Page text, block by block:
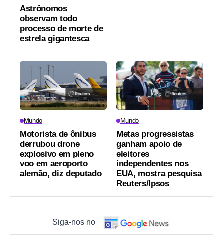
Astrônomos
observam todo
processo de morte de
estrela gigantesca
Mundo
Motorista de ônibus
derrubou drone
explosivo em pleno
voo em aeroporto
alemão, diz deputado
Mundo
Metas progressistas
ganham apoio de
eleitores
independentes nos
EUA, mostra pesquisa
Reuters/Ipsos
Siga-nos no